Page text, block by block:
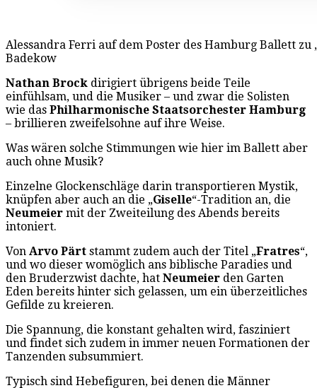
Alessandra Ferri auf dem Poster des Hamburg Ballett zu
Badekow
Nathan Brock dirigiert übrigens beide Teile
einfühlsam, und die Musiker – und zwar die Solisten
wie das Philharmonische Staatsorchester Hamburg
– brillieren zweifelsohne auf ihre Weise.
Was wären solche Stimmungen wie hier im Ballett aber
auch ohne Musik?
Einzelne Glockenschläge darin transportieren Mystik,
knüpfen aber auch an die „Giselle“-Tradition an, die
Neumeier mit der Zweiteilung des Abends bereits
intoniert.
Von Arvo Pärt stammt zudem auch der Titel „Fratres“,
und wo dieser womöglich ans biblische Paradies und
den Bruderzwist dachte, hat Neumeier den Garten
Eden bereits hinter sich gelassen, um ein überzeitliches
Gefilde zu kreieren.
Die Spannung, die konstant gehalten wird, fasziniert
und findet sich zudem in immer neuen Formationen der
Tanzenden subsummiert.
Typisch sind Hebefiguren, bei denen die Männer